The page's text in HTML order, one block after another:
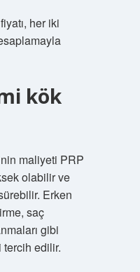
her iki
kök
maliyeti PRP
olabilir ve
Erken
saç
gibi
edilir.